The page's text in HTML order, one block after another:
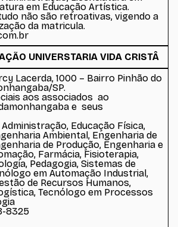
em Educação Artística.
não são retroativas, vigendo a
da matricula.
UNIVERSTARIA VIDA CRISTÂ
Lacerda, 1000 – Bairro Pinhão do
SP.
aos associados ao
e seus
Educação Física,
Ambiental, Engenharia de
de Produção, Engenharia e
Farmácia, Fisioterapia,
Pedagogia, Sistemas de
em Automação Industrial,
de Recursos Humanos,
Tecnólogo em Processos
8325